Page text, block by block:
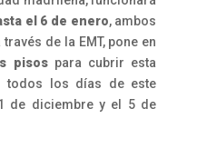
el 6 de enero, ambos
de la EMT, pone en
pisospara cubrir esta
todos los días de este
de diciembre y el 5 de